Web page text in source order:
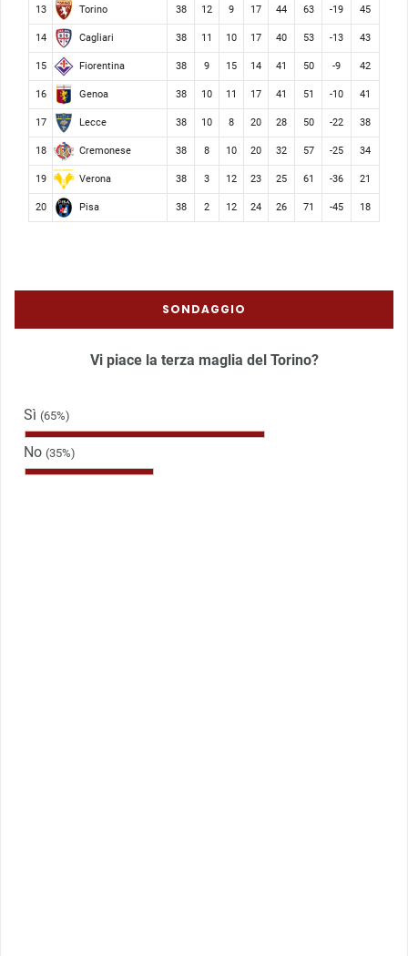
13 Torino 38 12 9 17 44 63 -19 45
14 Cagliari 38 11 10 17 40 53 -13 43
15 Fiorentina 38 9 15 14 41 50 -9 42
16 Genoa 38 10 11 17 41 51 -10 41
17 Lecce 38 10 8 20 28 50 -22 38
18 Cremonese 38 8 10 20 32 57 -25 34
19 Verona 38 3 12 23 25 61 -36 21
20 Pisa 38 2 12 24 26 71 -45 18
SONDAGGIO
Vi piace la terza maglia del Torino?
Sì (65%)
No (35%)